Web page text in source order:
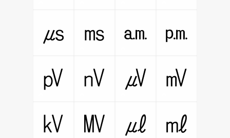
㎲
㎳ ㏂
㏘
㎴
㎵ ㎶
㎷
㎸
㎹ ㎕
㎖